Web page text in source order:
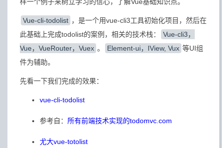
Vue-cli-todolist ，是一个用vue-cli3工具初始化项目，然后在
此基础上完成todolist的案例，相关的技术栈：
Vue-cli3，
Vue，VueRouter，Vuex 。 Element-ui，IView, Vux 等UI组
件为辅助。
先看一下我们完成的效果：
vue-cli-todolist
参考自： 所有前端技术实现的todomvc.com
尤大vue-totolist